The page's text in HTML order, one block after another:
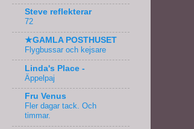
Steve reflekterar
72
★GAMLA POSTHUSET
Flygbussar och kejsare
Linda's Place -
Äppelpaj
Fru Venus
Fler dagar tack. Och
timmar.